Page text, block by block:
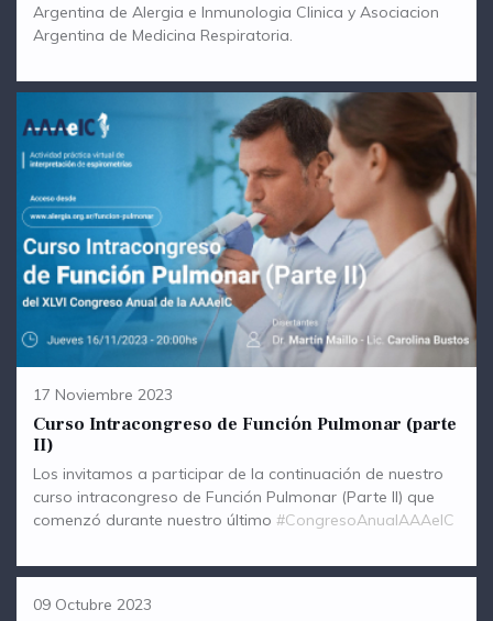
Argentina de Alergia e Inmunologia Clinica y Asociacion
Argentina de Medicina Respiratoria.
17 Noviembre 2023
Curso Intracongreso de Función Pulmonar (parte
II)
Los invitamos a participar de la continuación de nuestro
curso intracongreso de Función Pulmonar (Parte II) que
comenzó durante nuestro último #CongresoAnualAAAeIC
09 Octubre 2023